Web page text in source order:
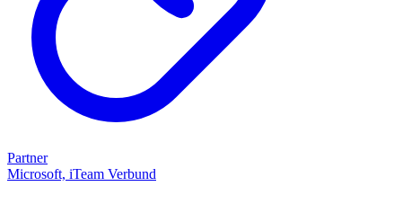
Partner
Microsoft, iTeam Verbund